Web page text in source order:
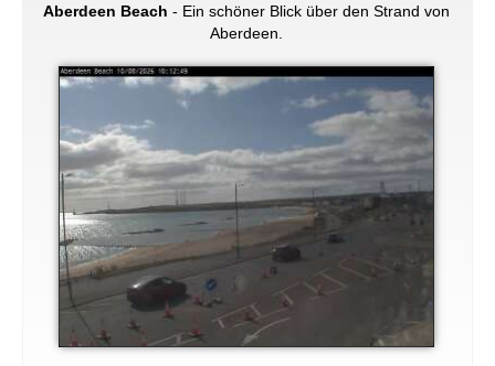
Aberdeen Beach - Ein schöner Blick über den Strand von
Aberdeen.